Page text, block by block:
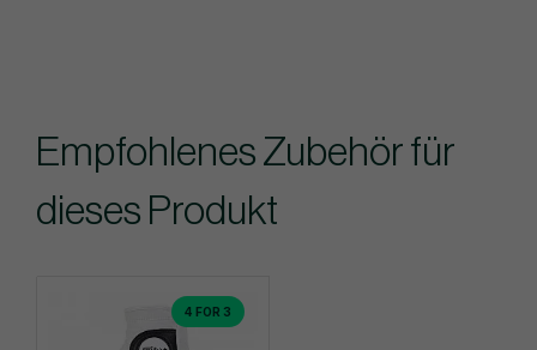
Empfohlenes Zubehör für
dieses Produkt
4 FOR 3